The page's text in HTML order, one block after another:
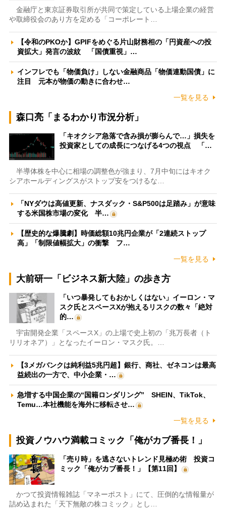
金融庁と東京証券取引所が共同で策定している上場企業の経営
や取締役会のあり方を定める「コーポレート…
【令和のPKOか】GPIFをめぐる片山財務相の「円資産への投
資拡大」発言の波紋 「国債重視」…
インフレでも「物価負け」しない金融商品「物価連動国債」に
注目 元本が物価の動きに合わせ…
一覧を見る
森口亮「まるわかり市況分析」
「キオクシア急落で含み損が膨らんで…」損失を
投資家としての成長につなげる4つの視点 「…
半導体株を中心に相場の調整色が強まり、7月中旬にはキオク
シアホールディングスがストップ安をつけるな…
「NYダウは高値更新、ナスダック・S&P500は足踏み」が意味
する米国株市場の変化 半…
【歴史的な爆騰劇】時価総額10兆円企業が「2連続ストップ
高」「制限値幅拡大」の衝撃 フ…
一覧を見る
大前研一「ビジネス新大陸」の歩き方
「いつ暴発してもおかしくはない」イーロン・マ
スク氏とスペースXが抱えるリスクの数々「絶対
的…
宇宙開発企業「スペースX」の上場で史上初の「兆万長者（ト
リリオネア）」となったイーロン・マスク氏。…
【3メガバンクは純利益5兆円超】銀行、商社、ゼネコンは最高
益続出の一方で、中小企業・…
急増する中国企業の“国籍ロンダリング” SHEIN、TikTok、
Temu…本社機能を海外に移転させ…
一覧を見る
投資ノウハウ満載コミック「俺がカブ番長！」
「売り時」を逃さないトレンド見極め術 投資コ
ミック「俺がカブ番長！」【第11回】
かつて投資情報雑誌「マネーポスト」にて、圧倒的な情報量が
詰め込まれた「天下無敵の株コミック」とし…